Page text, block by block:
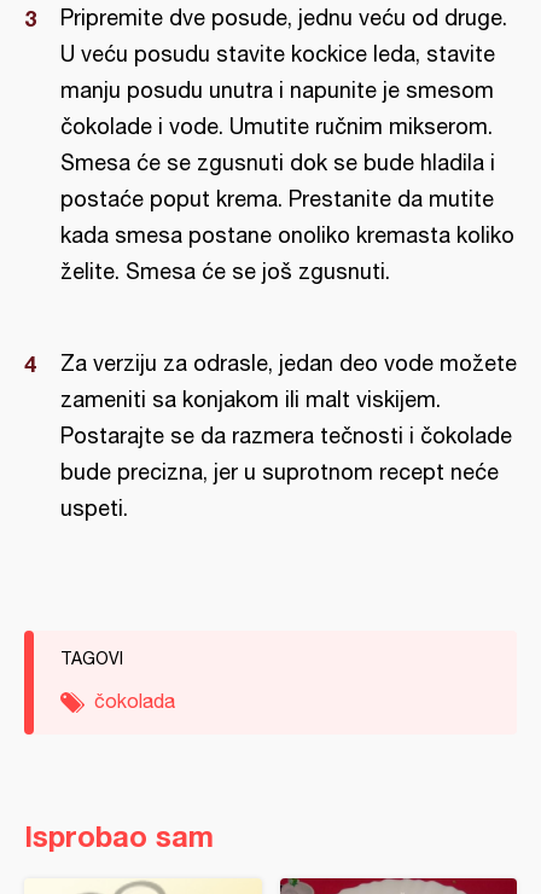
Pripremite dve posude, jednu veću od druge.
U veću posudu stavite kockice leda, stavite
manju posudu unutra i napunite je smesom
čokolade i vode. Umutite ručnim mikserom.
Smesa će se zgusnuti dok se bude hladila i
postaće poput krema. Prestanite da mutite
kada smesa postane onoliko kremasta koliko
želite. Smesa će se još zgusnuti.
Za verziju za odrasle, jedan deo vode možete
zameniti sa konjakom ili malt viskijem.
Postarajte se da razmera tečnosti i čokolade
bude precizna, jer u suprotnom recept neće
uspeti.
TAGOVI
čokolada
Isprobao sam